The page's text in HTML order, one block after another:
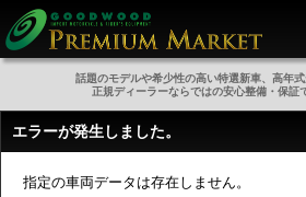
話題のモデルや希少性の高い特選新車、高年
正規ディーラーならではの安心整備・保証
エラーが発生しました。
指定の車両データは存在しません。